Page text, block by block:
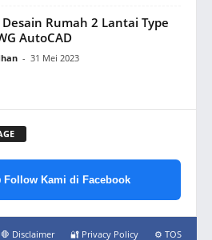
Rumah 2 Lantai Type
AutoCAD
- 31 Mei 2023
Follow Kami di Facebook
🛑 Disclaimer 🔐 Privacy Policy ⚙️ TOS